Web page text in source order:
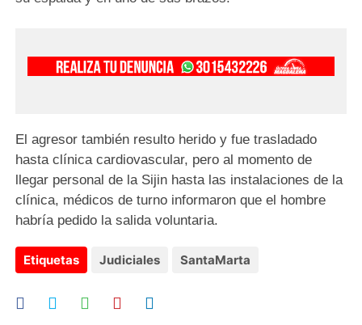
El agresor también resulto herido y fue trasladado
hasta clínica cardiovascular, pero al momento de
llegar personal de la Sijin hasta las instalaciones de la
clínica, médicos de turno informaron que el hombre
habría pedido la salida voluntaria.
Etiquetas Judiciales SantaMarta